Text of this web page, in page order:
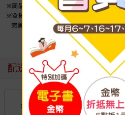
配送方式
台灣
國內宅配：本島（廠
到店取貨：
不限金